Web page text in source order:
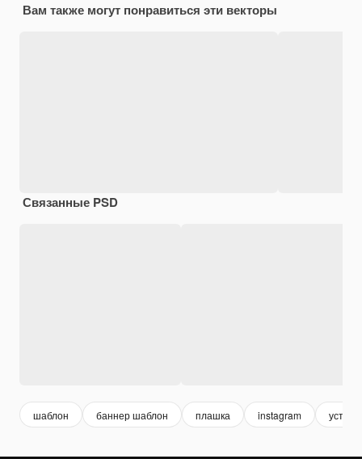
Вам также могут понравиться эти векторы
Связанные PSD
шаблон баннер шаблон плашка instagram